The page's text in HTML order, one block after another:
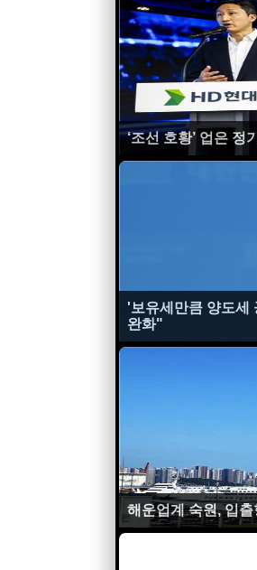
‘조선 호황’ 업은 정
'보유세만큼 양도
완화"
해운업계 숙원, 입